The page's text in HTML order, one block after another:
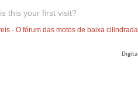
is this your first visit?